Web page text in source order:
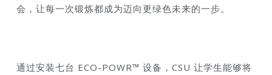
会，让每一次锻炼都成为迈向更绿色未来的一步。
通过安装七台 ECO-POWR™ 设备，CSU 让学生能够将